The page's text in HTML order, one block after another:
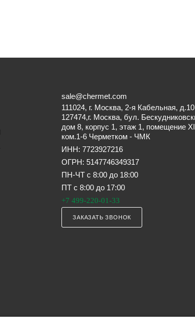
sale@chermet.com
111024, г. Москва, 2-я Кабельная, д.10
127474,г. Москва, бул.
дом 8, корпус 1, этаж 1, помещение
ком.1-6 Черметком - ЧМК
ИНН: 7723927216
ОГРН: 5147746349317
ПН-ЧТ с 8:00 до 18:00
ПТ с 8:00 до 17:00
+7 499-220-01-33
ЗАКАЗАТЬ ЗВОНОК